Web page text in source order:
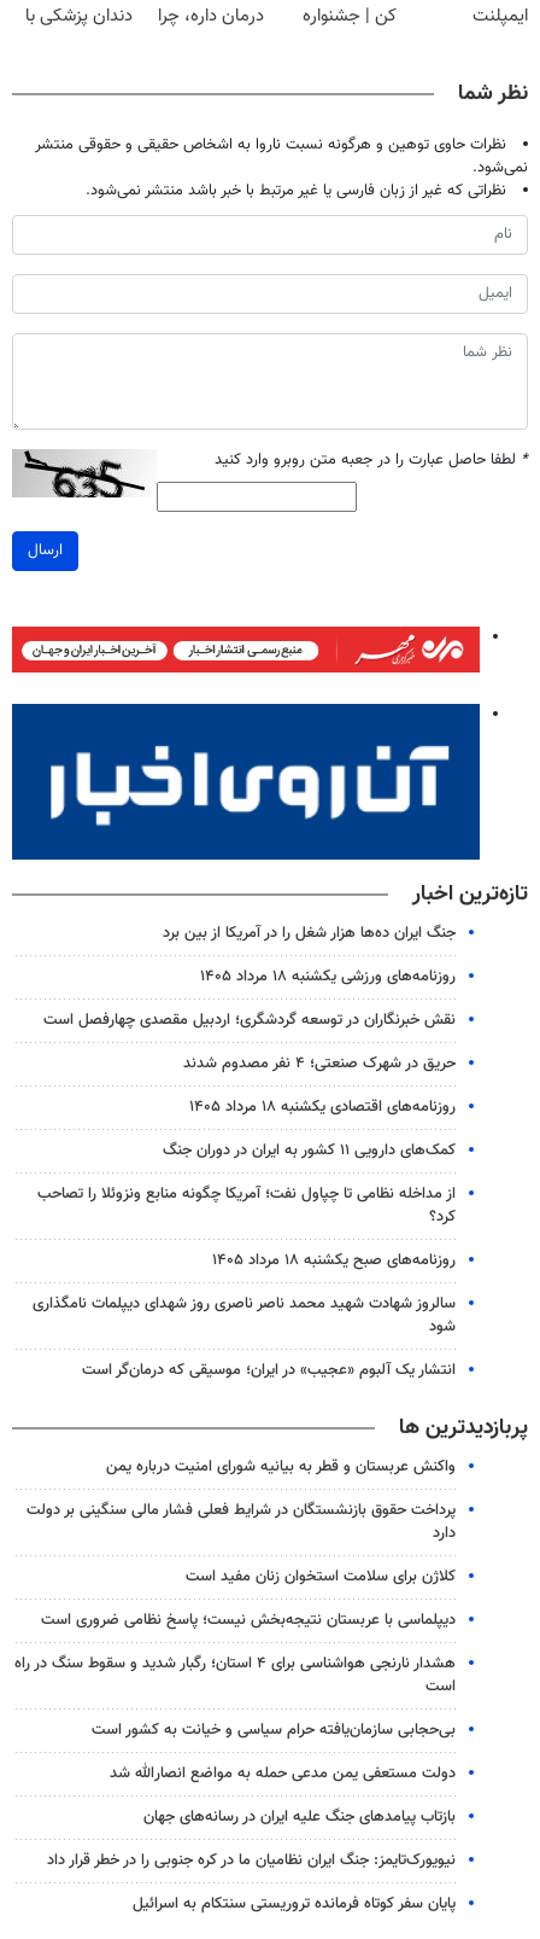
ایمپلنت
کن | جشنواره
درمان داره، چرا
دندان پزشکی با
نظر شما
نظرات حاوی توهین و هرگونه نسبت ناروا به اشخاص حقیقی و حقوقی منتشر
نمی‌شود.
نظراتی که غیر از زبان فارسی یا غیر مرتبط با خبر باشد منتشر نمی‌شود.
* لطفا حاصل عبارت را در جعبه متن روبرو وارد کنید
ارسال
تازه‌ترین اخبار
جنگ ایران ده‌ها هزار شغل را در آمریکا از بین برد
روزنامه‌های ورزشی یکشنبه ۱۸ مرداد ۱۴۰۵
نقش خبرنگاران در توسعه گردشگری؛ اردبیل مقصدی چهارفصل است
حریق در شهرک صنعتی؛ ۴ نفر مصدوم شدند
روزنامه‌های اقتصادی یکشنبه ۱۸ مرداد ۱۴۰۵
کمک‌های دارویی ۱۱ کشور به ایران در دوران جنگ
از مداخله نظامی تا چپاول نفت؛ آمریکا چگونه منابع ونزوئلا را تصاحب
کرد؟
روزنامه‌های صبح یکشنبه ۱۸ مرداد ۱۴۰۵
سالروز شهادت شهید محمد ناصر ناصری روز شهدای دیپلمات نامگذاری
شود
انتشار یک آلبوم «عجیب» در ایران؛ موسیقی که درمان‌گر است
پربازدیدترین ها
واکنش عربستان و قطر به بیانیه شورای امنیت درباره یمن
پرداخت حقوق بازنشستگان در شرایط فعلی فشار مالی سنگینی بر دولت
دارد
کلاژن برای سلامت استخوان زنان مفید است
دیپلماسی با عربستان نتیجه‌بخش نیست؛ پاسخ نظامی ضروری است
هشدار نارنجی هواشناسی برای ۴ استان؛ رگبار شدید و سقوط سنگ در راه
است
بی‌حجابی سازمان‌یافته حرام سیاسی و خیانت به کشور است
دولت مستعفی یمن مدعی حمله به مواضع انصارالله شد
بازتاب پیامدهای جنگ علیه ایران در رسانه‌های جهان
نیویورک‌تایمز: جنگ ایران نظامیان ما در کره جنوبی را در خطر قرار داد
پایان سفر کوتاه فرمانده تروریستی سنتکام به اسرائیل